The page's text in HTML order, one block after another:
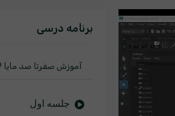
برنامه درسی
آموزش صفرتا صد مایا 2019
جلسه اول